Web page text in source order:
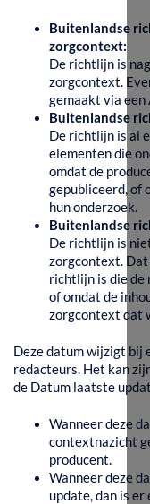
Buitenlandse
zorgcontext:
De richtlijn is
zorgcontext.
gemaakt via
Buitenlandse
De richtlijn is al
elementen die
omdat de
gepubliceerd, of
hun onderzoek.
Buitenlandse
De richtlijn is
zorgcontext. Dat
richtlijn is die de
of omdat de
zorgcontext dat
Deze datum wijzigt bij
redacteurs. Het kan
de Datum laatste
Wanneer deze
contextnazicht
producent.
Wanneer deze
update, dan is